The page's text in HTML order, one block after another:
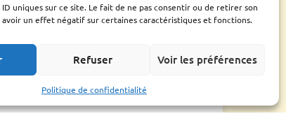
uniques sur ce site. Le fait de ne pas consentir ou de retirer son
un effet négatif sur certaines caractéristiques et fonctions.
Refuser Voir les préférences
Politique de confidentialité
conseils et